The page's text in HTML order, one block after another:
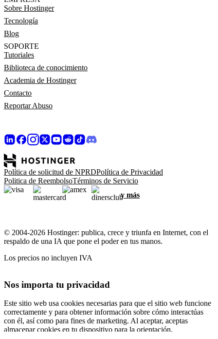
Sobre Hostinger
Tecnología
Blog
SOPORTE
Tutoriales
Biblioteca de conocimiento
Academia de Hostinger
Contacto
Reportar Abuso
Política de solicitud de NPRDPolítica de Privacidad
Politica de ReembolsoTérminos de Servicio
y más
© 2004-2026 Hostinger: publica, crece y triunfa en Internet, con el
respaldo de una IA que pone el poder en tus manos.
Los precios no incluyen IVA
Nos importa tu privacidad
Este sitio web usa cookies necesarias para que el sitio web funcione
correctamente y para obtener información sobre cómo interactúas
con él, así como para fines de marketing. Al aceptar, aceptas
almacenar cookies en tu dispositivo para la orientación,